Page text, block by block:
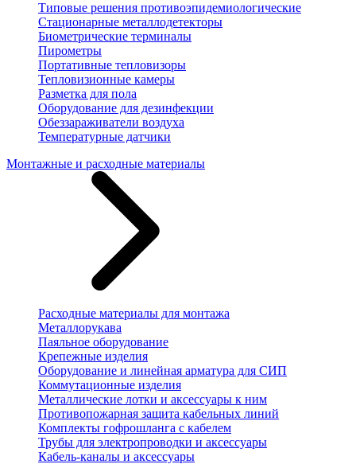
Типовые решения противоэпидемиологические
Стационарные металлодетекторы
Биометрические терминалы
Пирометры
Портативные тепловизоры
Тепловизионные камеры
Разметка для пола
Оборудование для дезинфекции
Обеззараживатели воздуха
Температурные датчики
Монтажные и расходные материалы
Расходные материалы для монтажа
Металлорукава
Паяльное оборудование
Крепежные изделия
Оборудование и линейная арматура для СИП
Коммутационные изделия
Металлические лотки и аксессуары к ним
Противопожарная защита кабельных линий
Комплекты гофрошланга с кабелем
Трубы для электропроводки и аксессуары
Кабель-каналы и аксессуары